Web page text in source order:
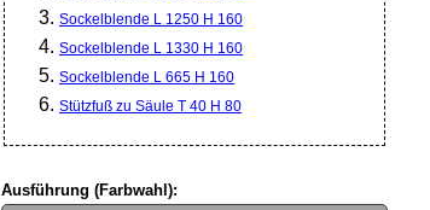
Sockelblende L 1250 H 160
Sockelblende L 1330 H 160
Sockelblende L 665 H 160
Stützfuß zu Säule T 40 H 80
Ausführung (Farbwahl):